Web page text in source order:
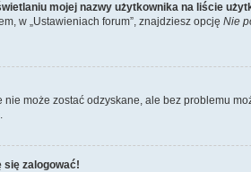
mojej nazwy użytkownika na liście
w „Ustawieniach forum”, znajdziesz opcję Nie
nie może zostać odzyskane, ale bez problemu
się zalogować!